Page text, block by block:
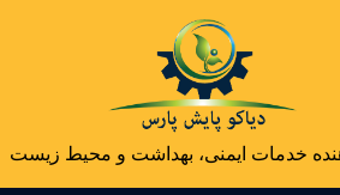
خدمات ایمنی، بهداشت و محیط زیست